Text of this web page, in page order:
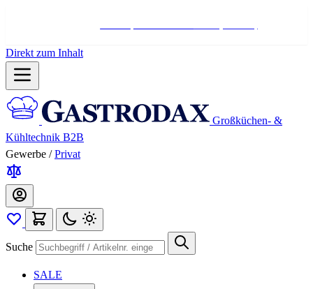
Direkt zum Inhalt
Großküchen- &
Kühltechnik B2B
Gewerbe / Privat
Suche
SALE